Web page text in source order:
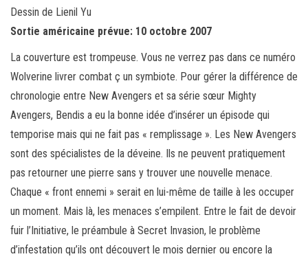
Dessin de Lienil Yu
Sortie américaine prévue: 10 octobre 2007
La couverture est trompeuse. Vous ne verrez pas dans ce numéro
Wolverine livrer combat ç un symbiote. Pour gérer la différence de
chronologie entre New Avengers et sa série sœur Mighty
Avengers, Bendis a eu la bonne idée d’insérer un épisode qui
temporise mais qui ne fait pas « remplissage ». Les New Avengers
sont des spécialistes de la déveine. Ils ne peuvent pratiquement
pas retourner une pierre sans y trouver une nouvelle menace.
Chaque « front ennemi » serait en lui-même de taille à les occuper
un moment. Mais là, les menaces s’empilent. Entre le fait de devoir
fuir l’Initiative, le préambule à Secret Invasion, le problème
d’infestation qu’ils ont découvert le mois dernier ou encore la